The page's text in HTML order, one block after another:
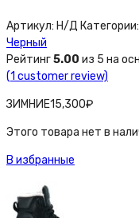
Артикул: Н/Д
Черный
Рейтинг5.00 из 5 на
(1 customer review)
ЗИМНИЕ15,300₽
Этого товара нет в
В избранные